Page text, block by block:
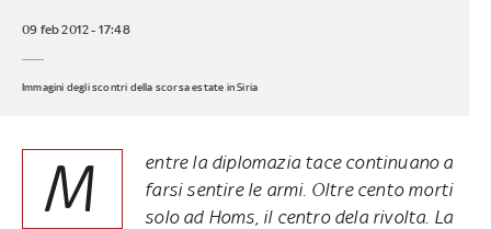
09 feb 2012 - 17:48
Immagini degli scontri della scorsa estate in Siria
M
entre la diplomazia tace continuano a
farsi sentire le armi. Oltre cento morti
solo ad Homs, il centro dela rivolta. La